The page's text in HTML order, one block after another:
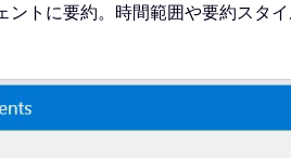
トに要約。時間範囲や要約スタ